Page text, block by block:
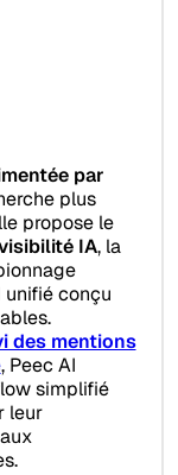
par
plus
propose le
IA, la
conçu
des mentions
, Peec AI
simplifié
leur